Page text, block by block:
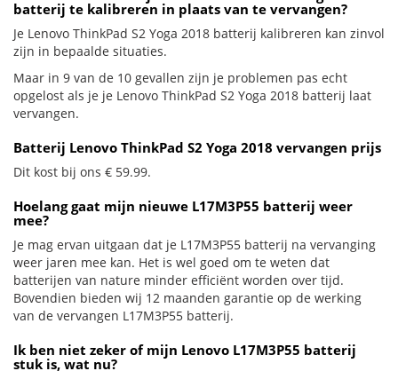
batterij te kalibreren in plaats van te vervangen?
Je Lenovo ThinkPad S2 Yoga 2018 batterij kalibreren kan zinvol
zijn in bepaalde situaties.
Maar in 9 van de 10 gevallen zijn je problemen pas echt
opgelost als je je Lenovo ThinkPad S2 Yoga 2018 batterij laat
vervangen.
Batterij Lenovo ThinkPad S2 Yoga 2018 vervangen prijs
Dit kost bij ons € 59.99.
Hoelang gaat mijn nieuwe L17M3P55 batterij weer
mee?
Je mag ervan uitgaan dat je L17M3P55 batterij na vervanging
weer jaren mee kan. Het is wel goed om te weten dat
batterijen van nature minder efficiënt worden over tijd.
Bovendien bieden wij 12 maanden garantie op de werking
van de vervangen L17M3P55 batterij.
Ik ben niet zeker of mijn Lenovo L17M3P55 batterij
stuk is, wat nu?